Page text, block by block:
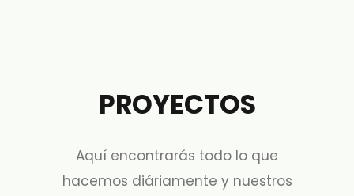
PROYECTOS
Aquí encontrarás todo lo que
hacemos diáriamente y nuestros